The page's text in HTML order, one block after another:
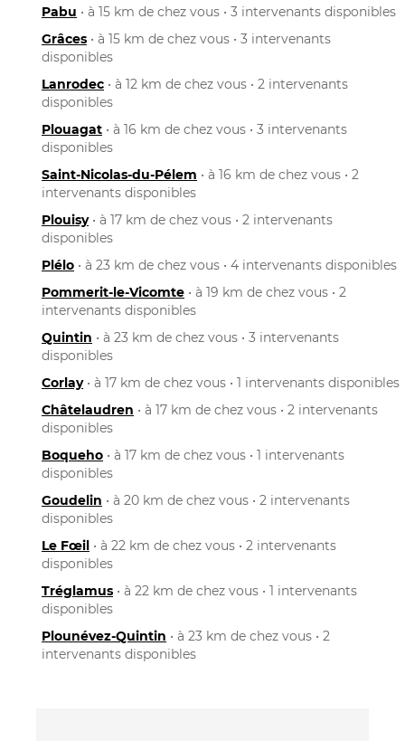
Pabu • à 15 km de chez vous • 3 intervenants disponibles
Grâces • à 15 km de chez vous • 3 intervenants
disponibles
Lanrodec • à 12 km de chez vous • 2 intervenants
disponibles
Plouagat • à 16 km de chez vous • 3 intervenants
disponibles
Saint-Nicolas-du-Pélem • à 16 km de chez vous • 2
intervenants disponibles
Plouisy• à 17 km de chez vous • 2 intervenants
disponibles
Plélo • à 23 km de chez vous • 4 intervenants disponibles
Pommerit-le-Vicomte • à 19 km de chez vous • 2
intervenants disponibles
Quintin • à 23 km de chez vous • 3 intervenants
disponibles
Corlay• à 17 km de chez vous • 1 intervenants disponibles
Châtelaudren • à 17 km de chez vous • 2 intervenants
disponibles
Boqueho • à 17 km de chez vous • 1 intervenants
disponibles
Goudelin • à 20 km de chez vous • 2 intervenants
disponibles
Le Fœil • à 22 km de chez vous • 2 intervenants
disponibles
Tréglamus • à 22 km de chez vous • 1 intervenants
disponibles
Plounévez-Quintin • à 23 km de chez vous • 2
intervenants disponibles